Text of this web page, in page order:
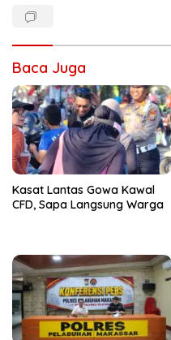
Baca Juga
Kasat Lantas Gowa Kawal
CFD, Sapa Langsung Warga